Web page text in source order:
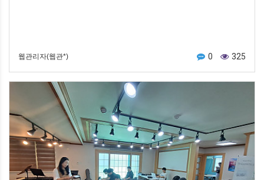
웹관리자(웹관*) 0 325